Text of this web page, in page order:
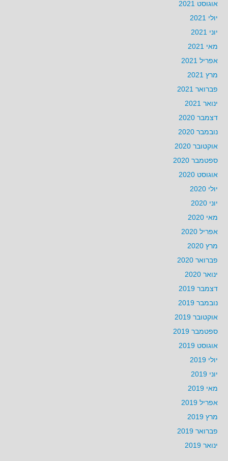
אוגוסט 2021
יולי 2021
יוני 2021
מאי 2021
אפריל 2021
מרץ 2021
פברואר 2021
ינואר 2021
דצמבר 2020
נובמבר 2020
אוקטובר 2020
ספטמבר 2020
אוגוסט 2020
יולי 2020
יוני 2020
מאי 2020
אפריל 2020
מרץ 2020
פברואר 2020
ינואר 2020
דצמבר 2019
נובמבר 2019
אוקטובר 2019
ספטמבר 2019
אוגוסט 2019
יולי 2019
יוני 2019
מאי 2019
אפריל 2019
מרץ 2019
פברואר 2019
ינואר 2019